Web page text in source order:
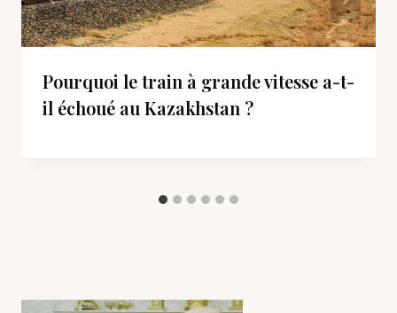
Pourquoi le train à grande vitesse a-t-
il échoué au Kazakhstan ?